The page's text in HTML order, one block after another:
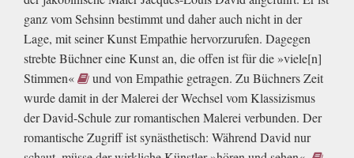
ganz vom Sehsinn bestimmt und daher auch nicht in der
Lage, mit seiner Kunst Empathie hervorzurufen. Dagegen
strebte Büchner eine Kunst an, die offen ist für die »viele[n]
Stimmen«
und von Empathie getragen. Zu Büchners Zeit
wurde damit in der Malerei der Wechsel vom Klassizismus
der David-Schule zur romantischen Malerei verbunden. Der
romantische Zugriff ist synästhetisch: Während David nur